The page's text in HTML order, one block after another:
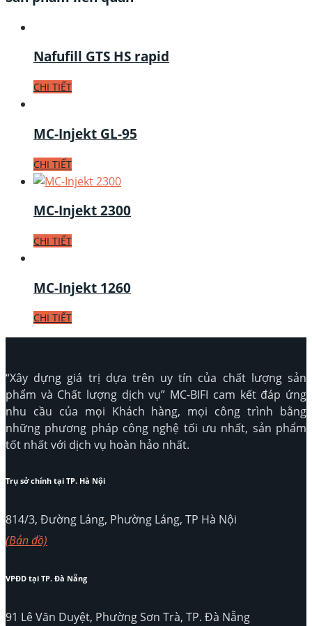
Nafufill GTS HS rapid
CHI TIẾT
MC-Injekt GL-95
CHI TIẾT
MC-Injekt 2300
CHI TIẾT
MC-Injekt 1260
CHI TIẾT
“Xây dựng giá trị dựa trên uy tín của chất lượng sản
phẩm và Chất lượng dịch vụ” MC-BIFI cam kết đáp ứng
nhu cầu của mọi Khách hàng, mọi công trình bằng
những phương pháp công nghệ tối ưu nhất, sản phẩm
tốt nhất với dịch vụ hoàn hảo nhất.
Trụ sở chính tại TP. Hà Nội
814/3, Đường Láng, Phường Láng, TP Hà Nội
(Bản đồ)
VPĐD tại TP. Đà Nẵng
91 Lê Văn Duyệt, Phường Sơn Trà, TP. Đà Nẵng